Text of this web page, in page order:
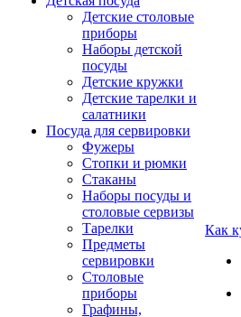
Детские столовые
приборы
Наборы детской
посуды
Детские кружки
Детские тарелки и
салатники
Посуда для сервировки
Фужеры
Стопки и рюмки
Стаканы
Наборы посуды и
столовые сервизы
Тарелки
Предметы
сервировки
Столовые
приборы
Графины,
Как